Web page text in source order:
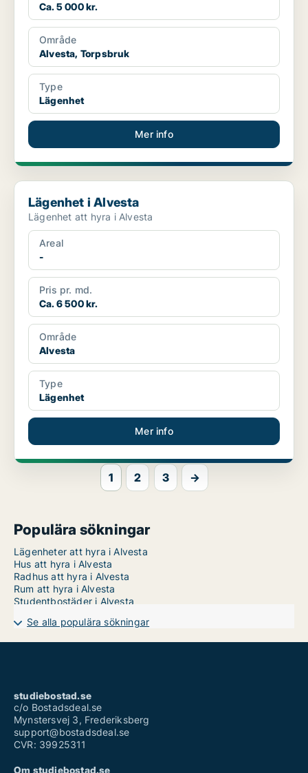
Ca. 5 000 kr.
Område
Alvesta, Torpsbruk
Type
Lägenhet
Mer info
Lägenhet i Alvesta
Lägenhet i Alvesta
Lägenhet att hyra i Alvesta
Areal
-
Pris pr. md.
Ca. 6 500 kr.
Område
Alvesta
Type
Lägenhet
Mer info
1 2 3 →
Populära sökningar
Lägenheter att hyra i Alvesta
Hus att hyra i Alvesta
Radhus att hyra i Alvesta
Rum att hyra i Alvesta
Studentbostäder i Alvesta
Se alla populära sökningar
studiebostad.se
c/o Bostadsdeal.se
Mynstersvej 3, Frederiksberg
support@bostadsdeal.se
CVR: 39925311
Om studiebostad.se